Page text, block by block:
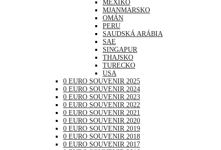
MEXIKO
MJANMARSKO
OMÁN
PERU
SAUDSKÁ ARÁBIA
SAE
SINGAPUR
THAJSKO
TURECKO
USA
0 EURO SOUVENIR 2025
0 EURO SOUVENIR 2024
0 EURO SOUVENIR 2023
0 EURO SOUVENIR 2022
0 EURO SOUVENIR 2021
0 EURO SOUVENIR 2020
0 EURO SOUVENIR 2019
0 EURO SOUVENIR 2018
0 EURO SOUVENIR 2017